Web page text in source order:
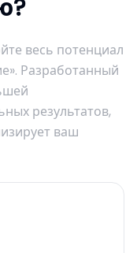
весь потенциал
Разработанный
результатов,
ваш